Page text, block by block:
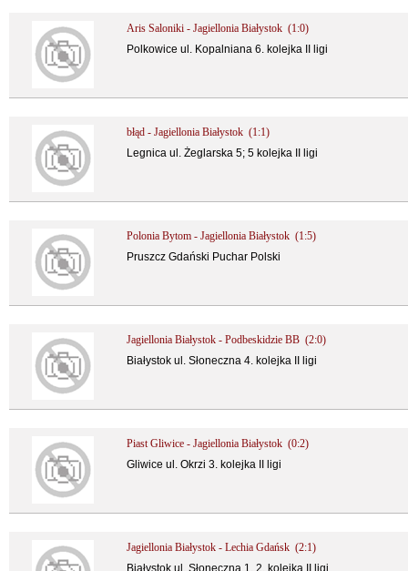
Aris Saloniki - Jagiellonia Białystok (1:0)
Polkowice ul. Kopalniana 6. kolejka II ligi
błąd - Jagiellonia Białystok (1:1)
Legnica ul. Żeglarska 5; 5 kolejka II ligi
Polonia Bytom - Jagiellonia Białystok (1:5)
Pruszcz Gdański Puchar Polski
Jagiellonia Białystok - Podbeskidzie BB (2:0)
Białystok ul. Słoneczna 4. kolejka II ligi
Piast Gliwice - Jagiellonia Białystok (0:2)
Gliwice ul. Okrzi 3. kolejka II ligi
Jagiellonia Białystok - Lechia Gdańsk (2:1)
Białystok ul. Słoneczna 1, 2. kolejka II ligi